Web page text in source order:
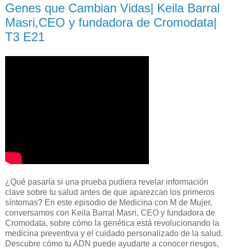
Genes que Cambian Vidas| Keila Barral
Masri,CEO y fundadora de Cromodata|
T3 E21
¿Qué pasaría si una prueba pudiera revelar información
clave sobre tu salud antes de que aparezcan los primeros
síntomas? En este episodio de Medicina con M de Mujer,
conversamos con Keila Barral Masri, CEO y fundadora de
Cromodata, sobre cómo la genética está revolucionando la
medicina preventiva y el cuidado personalizado de la salud.
Descubre cómo tu ADN puede ayudarte a conocer riesgos,